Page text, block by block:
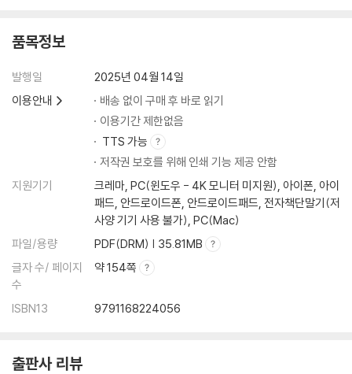
2. 코넬 노트는 어떻게 써요?
4. 스스로 쓰고 활용해 보는 코넬 노트
내가 쓰는 날단배궁 노트
내가 쓰는 코넬 노트
[책속의 책] 연습 교과서
《사회》
5-1 《지리》 영역
Ⅰ. 국토와 우리 생활
(2) 우리나라의 산지, 하천, 평야, 해안의 특징에 대해 알아볼까요?
품목정보
발행일
2025년 04월 14일
이용안내
배송 없이 구매 후 바로 읽기
이용기간 제한없음
TTS 가능
저작권 보호를 위해 인쇄 기능 제공 안함
지원기기
크레마, PC(윈도우 - 4K 모니터 미지원), 아이폰, 아이
패드, 안드로이드폰, 안드로이드패드, 전자책단말기(저
사양 기기 사용 불가), PC(Mac)
파일/용량
PDF(DRM) | 35.81MB
글자 수/ 페이지
수
약 154쪽
ISBN13 9791168224056
출판사 리뷰